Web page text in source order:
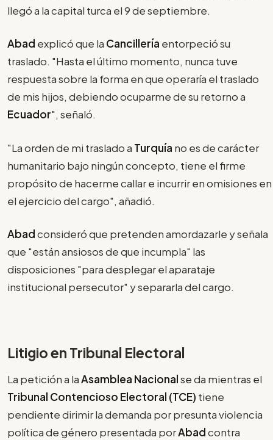
llegó a la capital turca el 9 de septiembre.
Abad explicó que la Cancillería entorpeció su
traslado. "Hasta el último momento, nunca tuve
respuesta sobre la forma en que operaría el traslado
de mis hijos, debiendo ocuparme de su retorno a
Ecuador", señaló.
"La orden de mi traslado a Turquía no es de carácter
humanitario bajo ningún concepto, tiene el firme
propósito de hacerme callar e incurrir en omisiones en
el ejercicio del cargo", añadió.
Abadconsideró que pretenden amordazarle y señala
que "están ansiosos de que incumpla" las
disposiciones "para desplegar el aparataje
institucional persecutor" y separarla del cargo.
Litigio en Tribunal Electoral
La petición a laAsamblea Nacionalse da mientras el
Tribunal Contencioso Electoral (TCE) tiene
pendiente dirimir la demanda por presunta violencia
política de género presentada porAbadcontra